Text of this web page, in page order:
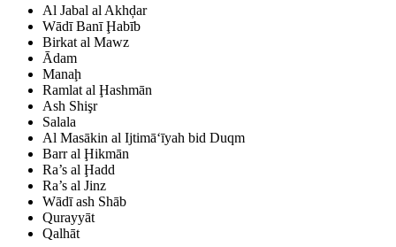
Al Jabal al Akhḑar
Wādī Banī Ḩabīb
Birkat al Mawz
Ādam
Manaḩ
Ramlat al Ḩashmān
Ash Shişr
Salala
Al Masākin al Ijtimā‘īyah bid Duqm
Barr al Ḩikmān
Ra’s al Ḩadd
Ra’s al Jinz
Wādī ash Shāb
Qurayyāt
Qalhāt